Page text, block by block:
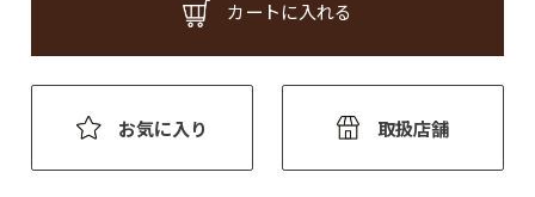
カートに入れる
お気に入り 取扱店舗